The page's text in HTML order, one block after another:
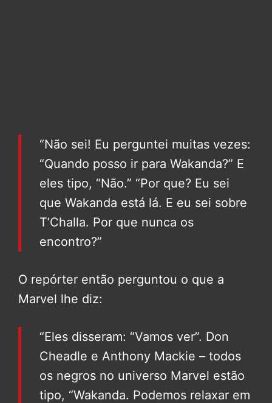
“Não sei! Eu perguntei muitas vezes:
“Quando posso ir para Wakanda?” E
eles tipo, “Não.” “Por que? Eu sei
que Wakanda está lá. E eu sei sobre
T’Challa. Por que nunca os
encontro?”
O repórter então perguntou o que a
Marvel lhe diz:
“Eles disseram: “Vamos ver”. Don
Cheadle e Anthony Mackie – todos
os negros no universo Marvel estão
tipo, “Wakanda. Podemos relaxar em